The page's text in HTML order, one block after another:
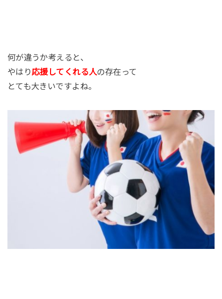
何が違うか考えると、
やはり応援してくれる人の存在って
とても大きいですよね。